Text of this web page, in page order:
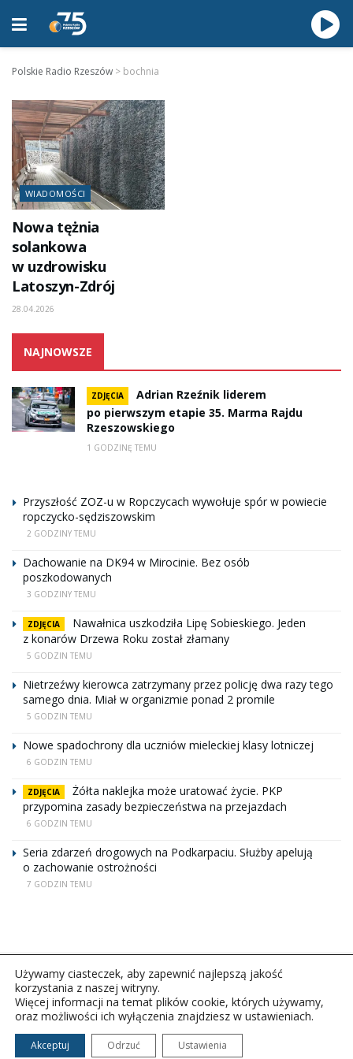
Polskie Radio Rzeszów > bochnia
WIADOMOŚCI
Nowa tężnia
solankowa
w uzdrowisku
Latoszyn-Zdrój
28.04.2026
NAJNOWSZE
ZDJĘCIA
Adrian Rzeźnik liderem
po pierwszym etapie 35. Marma Rajdu
Rzeszowskiego
1 GODZINĘ TEMU
Przyszłość ZOZ-u w Ropczycach wywołuje spór w powiecie
ropczycko-sędziszowskim
2 GODZINY TEMU
Dachowanie na DK94 w Mirocinie. Bez osób
poszkodowanych
3 GODZINY TEMU
ZDJĘCIA
Nawałnica uszkodziła Lipę Sobieskiego. Jeden
z konarów Drzewa Roku został złamany
5 GODZIN TEMU
Nietrzeźwy kierowca zatrzymany przez policję dwa razy tego
samego dnia. Miał w organizmie ponad 2 promile
5 GODZIN TEMU
Nowe spadochrony dla uczniów mieleckiej klasy lotniczej
6 GODZIN TEMU
ZDJĘCIA
Żółta naklejka może uratować życie. PKP
przypomina zasady bezpieczeństwa na przejazdach
6 GODZIN TEMU
Seria zdarzeń drogowych na Podkarpaciu. Służby apelują
o zachowanie ostrożności
7 GODZIN TEMU
Copyright © 2026Polskie Radio Rzeszów S.A. w likwidacj.
Wszelkie prawa zastrzeżone.
Używamy ciasteczek, aby zapewnić najlepszą jakość
korzystania z naszej witryny.
Więcej informacji na temat plików cookie, których używamy,
oraz możliwości ich wyłączenia znajdziesz w ustawieniach.
Akceptuj Odrzuć Ustawienia